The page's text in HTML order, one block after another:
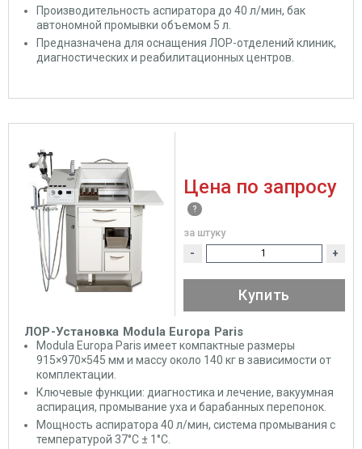
Производительность аспиратора до 40 л/мин, бак
автономной промывки объемом 5 л.
Предназначена для оснащения ЛОР-отделений клиник,
диагностических и реабилитационных центров.
ЛОР-Установка Modula Europa Paris
Modula Europa Paris имеет компактные размеры
915×970×545 мм и массу около 140 кг в зависимости от
комплектации.
Ключевые функции: диагностика и лечение, вакуумная
аспирация, промывание уха и барабанных перепонок.
Мощность аспиратора 40 л/мин, система промывания с
температурой 37°C ± 1°C.
Цена по запросу
за штуку
- +
Купить